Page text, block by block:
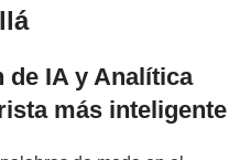
de IA y Analítica
más inteligente